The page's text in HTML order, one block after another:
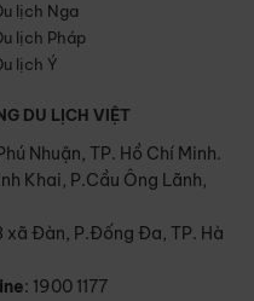
lịch Nga
lịch Pháp
lịch Ý
DU LỊCH VIỆT
Nhuận, TP. Hồ Chí Minh.
Khai, P.Cầu Ông Lãnh,
xã Đàn, P.Đống Đa, TP. Hà
: 1900 1177